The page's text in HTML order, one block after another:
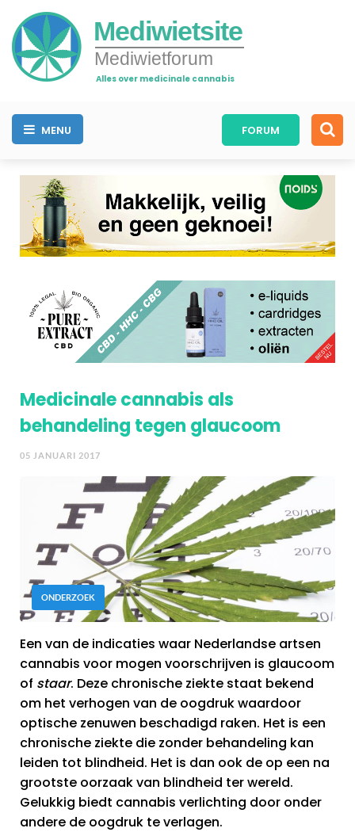
Mediwietsite
Mediwietforum
Alles over medicinale cannabis
MENU FORUM
Medicinale cannabis als
behandeling tegen glaucoom
05 JANUARI 2017
ONDERZOEK
Een van de indicaties waar Nederlandse artsen
cannabis voor mogen voorschrijven is glaucoom
of staar. Deze chronische ziekte staat bekend
om het verhogen van de oogdruk waardoor
optische zenuwen beschadigd raken. Het is een
chronische ziekte die zonder behandeling kan
leiden tot blindheid. Het is dan ook de op een na
grootste oorzaak van blindheid ter wereld.
Gelukkig biedt cannabis verlichting door onder
andere de oogdruk te verlagen.